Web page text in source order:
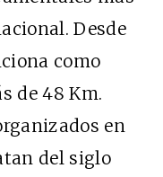
Desde
como
de 48 Km.
en
del siglo